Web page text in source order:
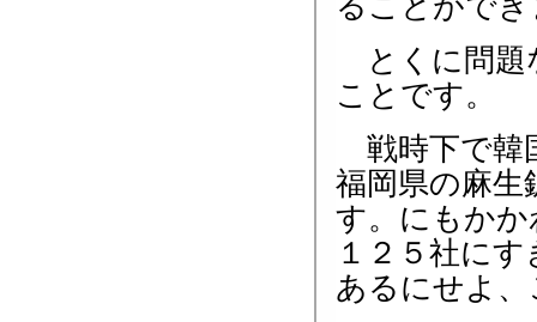
とくに問題
ことです。
戦時下で韓
福岡県の麻
す。にもか
１２５社に
あるにせよ